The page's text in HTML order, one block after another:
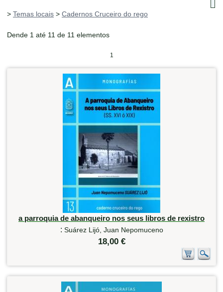
> Temas locais > Cadernos Cruceiro do rego
Dende 1 até 11 de 11 elementos
1
a parroquia de abanqueiro nos seus libros de rexistro
: Suárez Lijó, Juan Nepomuceno
18,00 €